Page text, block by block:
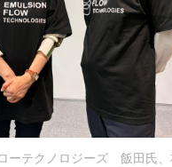
ーテクノロジーズ 飯田氏